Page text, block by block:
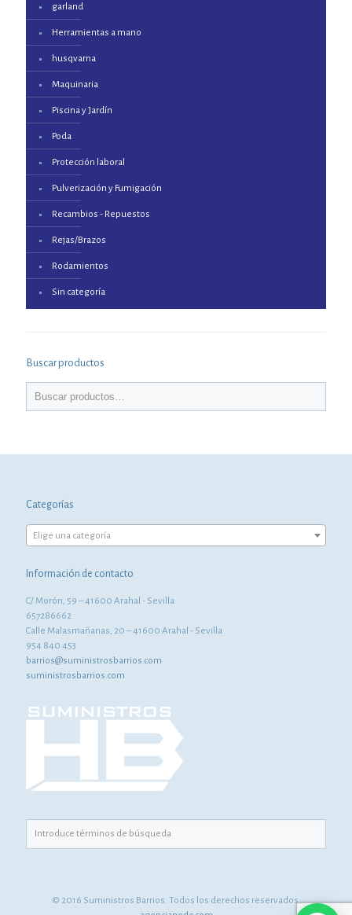
garland
Herramientas a mano
husqvarna
Maquinaria
Piscina y Jardín
Poda
Protección laboral
Pulverización y Fumigación
Recambios - Repuestos
Rejas/Brazos
Rodamientos
Sin categoría
Buscar productos
Categorías
Elige una categoría
Información de contacto
C/ Morón, 59 – 41600 Arahal - Sevilla
657286662
Calle Malasmañanas, 20 – 41600 Arahal - Sevilla
954 840 453
barrios@suministrosbarrios.com
suministrosbarrios.com
© 2016 Suministros Barrios. Todos los derechos reservados.